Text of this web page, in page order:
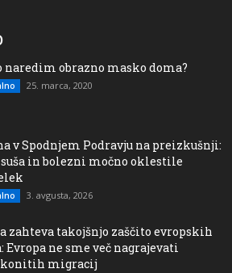
naredim obrazno masko doma?
25. marca, 2020
v Spodnjem Podravju na preizkušnji:
suša in bolezni močno oklestile
3. avgusta, 2026
zahteva takojšnjo zaščito evropskih
Evropa ne sme več nagrajevati
migracij